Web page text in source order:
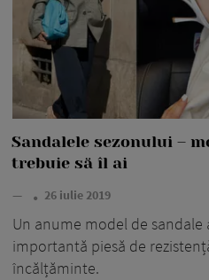
Sandalele sezonului –
trebuie să îl ai
— 26 iulie 2019
Un anume model de sandale
importantă piesă de
încălțăminte.